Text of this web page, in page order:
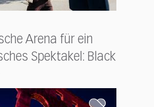
Arena für ein
Spektakel: Black